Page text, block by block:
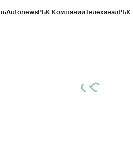
AutonewsРБК КомпанииТелеканалРБК